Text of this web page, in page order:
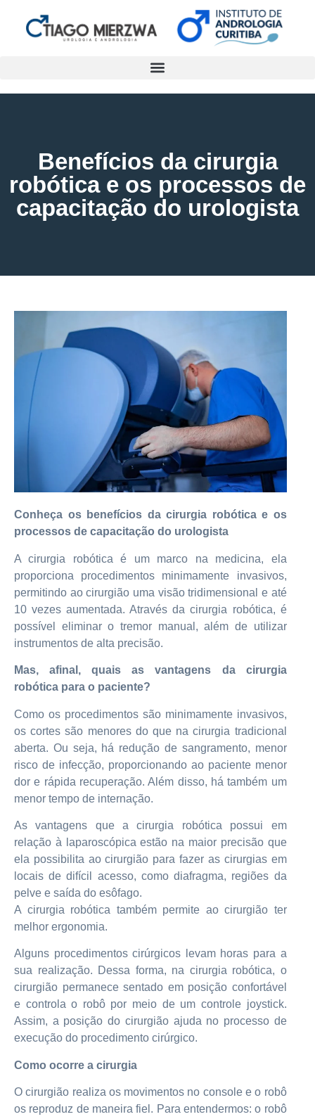
Benefícios da cirurgia
robótica e os processos de
capacitação do urologista
Conheça os benefícios da cirurgia robótica e os
processos de capacitação do urologista
A cirurgia robótica é um marco na medicina, ela
proporciona procedimentos minimamente invasivos,
permitindo ao cirurgião uma visão tridimensional e até
10 vezes aumentada. Através da cirurgia robótica, é
possível eliminar o tremor manual, além de utilizar
instrumentos de alta precisão.
Mas, afinal, quais as vantagens da cirurgia
robótica para o paciente?
Como os procedimentos são minimamente invasivos,
os cortes são menores do que na cirurgia tradicional
aberta. Ou seja, há redução de sangramento, menor
risco de infecção, proporcionando ao paciente menor
dor e rápida recuperação. Além disso, há também um
menor tempo de internação.
As vantagens que a cirurgia robótica possui em
relação à laparoscópica estão na maior precisão que
ela possibilita ao cirurgião para fazer as cirurgias em
locais de difícil acesso, como diafragma, regiões da
pelve e saída do esôfago.
A cirurgia robótica também permite ao cirurgião ter
melhor ergonomia.
Alguns procedimentos cirúrgicos levam horas para a
sua realização. Dessa forma, na cirurgia robótica, o
cirurgião permanece sentado em posição confortável
e controla o robô por meio de um controle joystick.
Assim, a posição do cirurgião ajuda no processo de
execução do procedimento cirúrgico.
Como ocorre a cirurgia
O cirurgião realiza os movimentos no console e o robô
os reproduz de maneira fiel. Para entendermos: o robô